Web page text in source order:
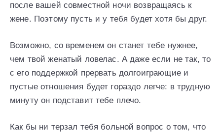
после вашей совместной ночи возвращаясь к
жене. Поэтому пусть и у тебя будет хотя бы друг.
Возможно, со временем он станет тебе нужнее,
чем твой женатый ловелас. А даже если не так, то
с его поддержкой прервать долгоиграющие и
пустые отношения будет гораздо легче: в трудную
минуту он подставит тебе плечо.
Как бы ни терзал тебя больной вопрос о том, что